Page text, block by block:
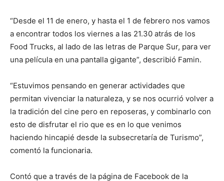
“Desde el 11 de enero, y hasta el 1 de febrero nos vamos
a encontrar todos los viernes a las 21.30 atrás de los
Food Trucks, al lado de las letras de Parque Sur, para ver
una película en una pantalla gigante”, describió Famin.
“Estuvimos pensando en generar actividades que
permitan vivenciar la naturaleza, y se nos ocurrió volver a
la tradición del cine pero en reposeras, y combinarlo con
esto de disfrutar el rio que es en lo que venimos
haciendo hincapié desde la subsecretaría de Turismo”,
comentó la funcionaria.
Contó que a través de la página de Facebook de la